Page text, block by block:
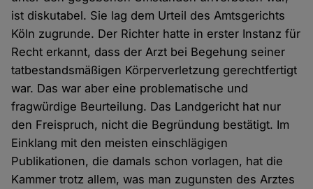
ist diskutabel. Sie lag dem Urteil des Amtsgerichts
Köln zugrunde. Der Richter hatte in erster Instanz für
Recht erkannt, dass der Arzt bei Begehung seiner
tatbestandsmäßigen Körperverletzung gerechtfertigt
war. Das war aber eine problematische und
fragwürdige Beurteilung. Das Landgericht hat nur
den Freispruch, nicht die Begründung bestätigt. Im
Einklang mit den meisten einschlägigen
Publikationen, die damals schon vorlagen, hat die
Kammer trotz allem, was man zugunsten des Arztes